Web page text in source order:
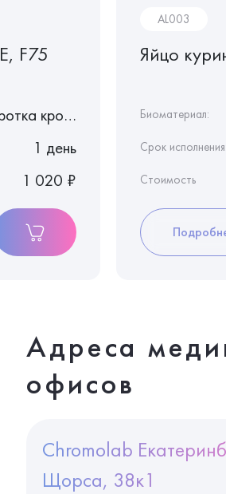
F75
Сыворотка крови
1 день
1 020 ₽
AL003
Яйцо
Биоматериал:
Срок исполнения:
Стоимость
Адреса
офисов
Chromolab
Щорса, 38к1